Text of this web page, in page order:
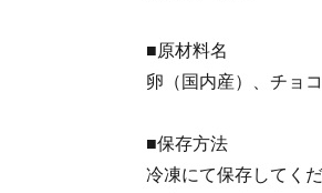
■原材料名
卵（国内産）、チョ
■保存方法
冷凍にて保存してくだ